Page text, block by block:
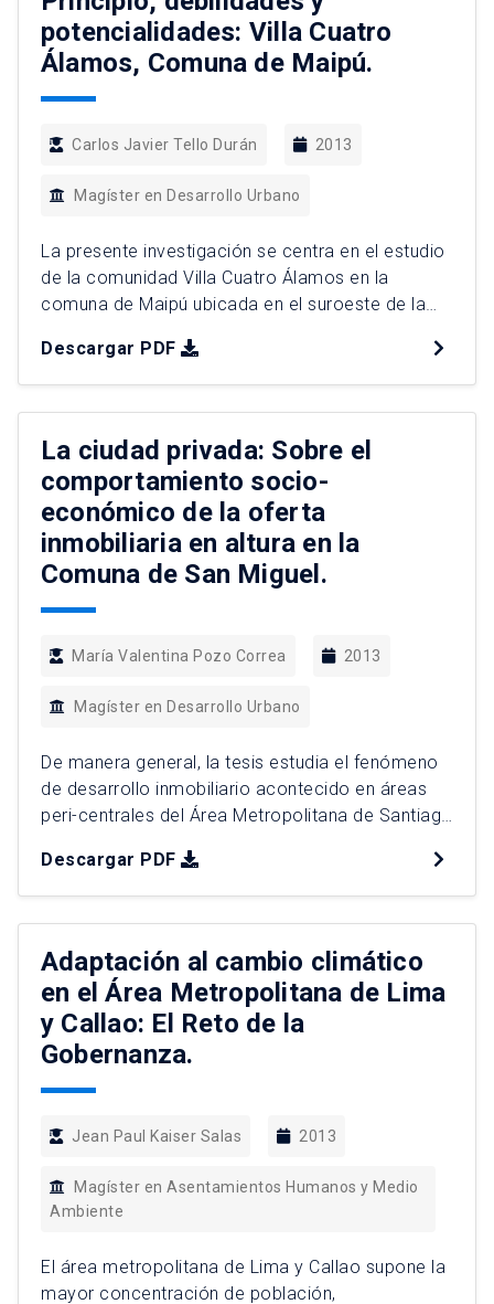
potencialidades: Villa Cuatro
Álamos, Comuna de Maipú.
Carlos Javier Tello Durán 2013
Magíster en Desarrollo Urbano
La presente investigación se centra en el estudio
de la comunidad Villa Cuatro Álamos en la
comuna de Maipú ubicada en el suroeste de la
trayectoria histórica de participación ciudadana,
detona en el año 2005 las primeras iniciativas
locales para el desarrollo de una agricultura
urbana comunitaria. Dicha iniciativa con […]
Descargar PDF
La ciudad privada: Sobre el
comportamiento socio-
económico de la oferta
inmobiliaria en altura en la
Comuna de San Miguel.
María Valentina Pozo Correa 2013
Magíster en Desarrollo Urbano
De manera general, la tesis estudia el fenómeno
de desarrollo inmobiliario acontecido en áreas
peri-centrales del Área Metropolitana de Santiago
privadas de repoblamiento a partir de los años
noventa. De manera específica, se profundiza
empíricamente en la comprensión de la oferta
inmobiliaria residencial en altura en San Miguel,
[…]
Descargar PDF
Adaptación al cambio climático
en el Área Metropolitana de Lima
y Callao: El Reto de la
Gobernanza.
Jean Paul Kaiser Salas 2013
Magíster en Asentamientos Humanos y Medio
Ambiente
El área metropolitana de Lima y Callao supone la
mayor concentración de población,